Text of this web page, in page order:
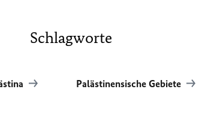
Schlagworte
Palästinensische Gebiete